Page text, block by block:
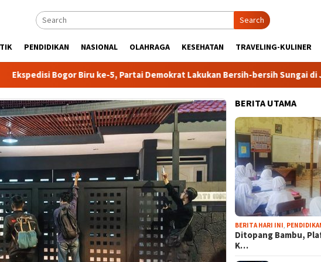
Search
PENDIDIKAN NASIONAL OLAHRAGA KESEHATAN TRAVELING-KULINER
Bogor Biru ke-5, Partai Demokrat Lakukan Bersih-bersih Sungai di Jasinga
BERITA UTAMA
BERITA HARI INI
Ditopang Bambu,
K…